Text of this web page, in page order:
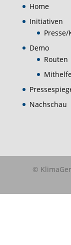
Home
Initiativen
Demo
Routen
Nachschau
©